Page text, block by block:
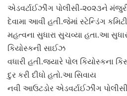
એડવર્ટાઈઝીંગ પોલીસી-૨૦૨૩ને
દેવામા આવી હતી.જેમાં સ્ટેન્ડિંગ
મહત્વના સુધારા સુચવ્યા હતા.આ
કિયોસ્કની સાઈઝ
વધારી હતી.જયારે પોલ કિયોસ્કના
દુર કરી દીધો હતો.આ સિવાય
નવી આઉટડોર એડવર્ટાઈઝીંગ